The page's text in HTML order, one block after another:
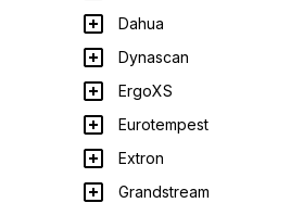
Dahua
Dynascan
ErgoXS
Eurotempest
Extron
Grandstream